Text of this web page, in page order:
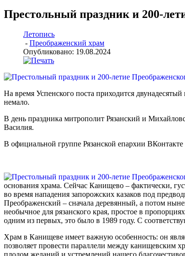
Престольный праздник и 200-
Летопись
- Преображенский храм
Опубликовано: 19.08.2024
На время Успенского поста приходится
немало.
В день праздника митрополит Рязанский и
Василия.
В официальной группе Рязанской епархии
основания храма. Сейчас Канищево – фактически,
во время нападения запорожских казаков под
Преображенский – сначала деревянный, а потом
необычное для рязанского края, простое в
одним из первых, это было в 1989 году. С
Храм в Канищеве имеет важную особенность: он
позволяет провести параллели между канищевским